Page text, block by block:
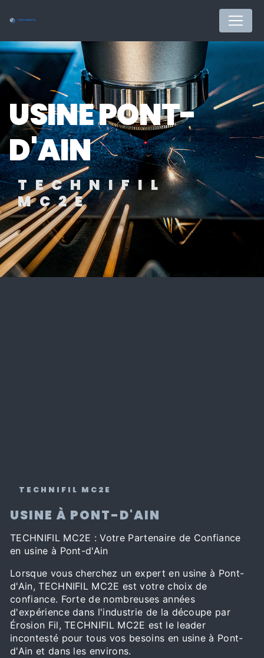
USINE PONT-
D'AIN
TECHNIFIL
MC2E
TECHNIFIL MC2E
USINE À PONT-D'AIN
TECHNIFIL MC2E : Votre Partenaire de Confiance
en usine à Pont-d'Ain
Lorsque vous cherchez un expert en usine à Pont-
d'Ain, TECHNIFIL MC2E est votre choix de
confiance. Forte de nombreuses années
d'expérience dans l'industrie de la découpe par
Érosion Fil, TECHNIFIL MC2E est le leader
incontesté pour tous vos besoins en usine à Pont-
d'Ain et dans les environs.